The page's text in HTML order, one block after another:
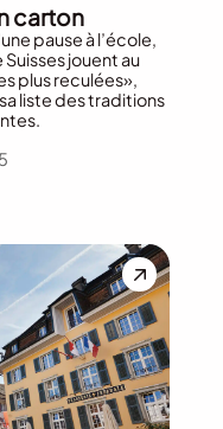
carton
pause à l’école,
jouent au
plus reculées»,
liste des traditions